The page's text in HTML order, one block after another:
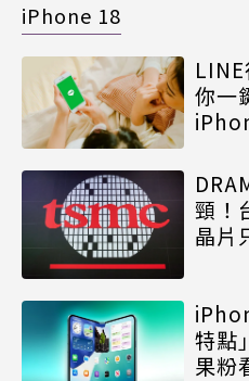
iPhone 18
你一
頸！
晶片
特點
果粉